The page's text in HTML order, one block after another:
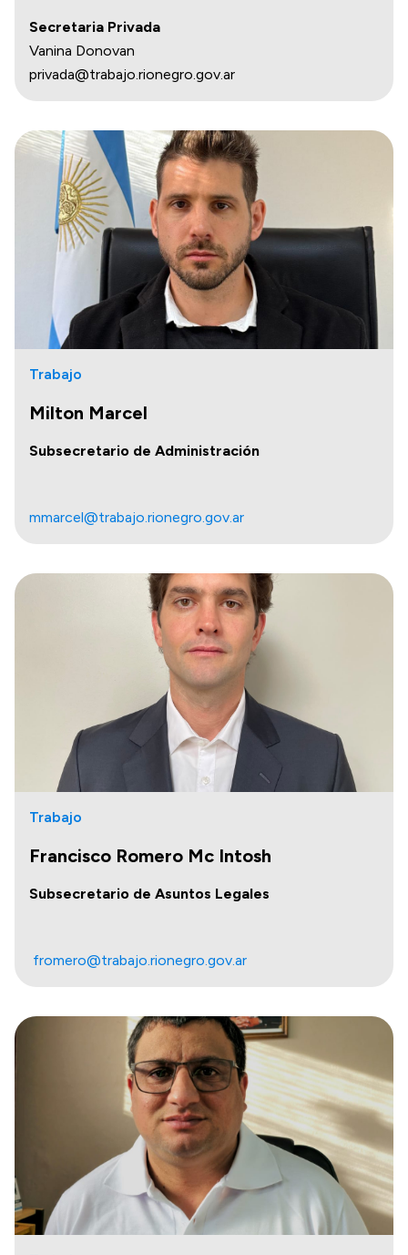
Secretaria Privada
Vanina Donovan
privada@trabajo.rionegro.gov.ar
Trabajo
Milton Marcel
Subsecretario de Administración
mmarcel@trabajo.rionegro.gov.ar
Trabajo
Francisco Romero Mc Intosh
Subsecretario de Asuntos Legales
fromero@trabajo.rionegro.gov.ar